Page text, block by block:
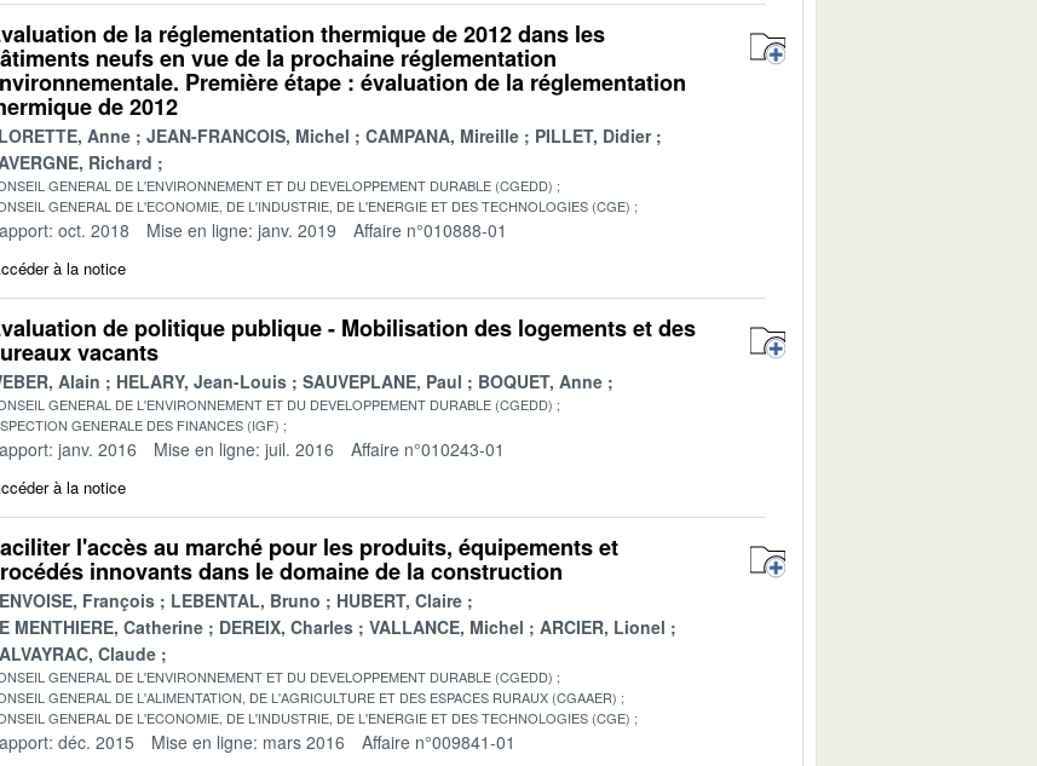
de la réglementation thermique de 2012 dans les
neufs en vue de la prochaine réglementation
Première étape : évaluation de la réglementation
de 2012
Anne JEAN-FRANCOIS, Michel CAMPANA, Mireille
PILLET, Didier
Richard
GENERAL DE L'ENVIRONNEMENT ET DU DEVELOPPEMENT DURABLE (CGEDD)
GENERAL DE L'ECONOMIE, DE L'INDUSTRIE, DE L'ENERGIE ET DES TECHNOLOGIES (CGE)
oct. 2018 Mise en ligne: janv. 2019 Affaire n°010888-01
à la notice
de politique publique - Mobilisation des logements et des
vacants
Alain HELARY, Jean-Louis SAUVEPLANE, Paul BOQUET, Anne
GENERAL DE L'ENVIRONNEMENT ET DU DEVELOPPEMENT DURABLE (CGEDD)
GENERALE DES FINANCES (IGF)
janv. 2016 Mise en ligne: juil. 2016 Affaire n°010243-01
à la notice
l'accès au marché pour les produits, équipements et
innovants dans le domaine de la construction
François LEBENTAL, Bruno
HUBERT, Claire
MENTHIERE, Catherine
DEREIX, Charles VALLANCE, Michel
ARCIER, Lionel
Claude
GENERAL DE L'ENVIRONNEMENT ET DU DEVELOPPEMENT DURABLE (CGEDD)
GENERAL DE L'ALIMENTATION, DE L'AGRICULTURE ET DES ESPACES RURAUX (CGAAER)
GENERAL DE L'ECONOMIE, DE L'INDUSTRIE, DE L'ENERGIE ET DES TECHNOLOGIES (CGE)
déc. 2015 Mise en ligne: mars 2016 Affaire n°009841-01